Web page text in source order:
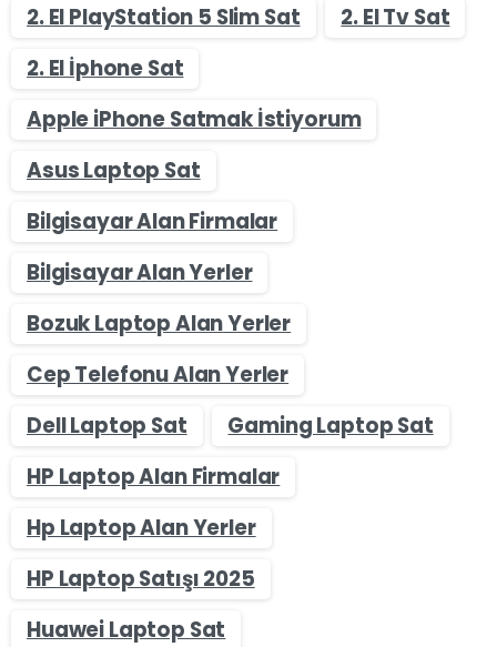
2. El PlayStation 5 Slim Sat
2. El Tv Sat
2. El İphone Sat
Apple iPhone Satmak İstiyorum
Asus Laptop Sat
Bilgisayar Alan Firmalar
Bilgisayar Alan Yerler
Bozuk Laptop Alan Yerler
Cep Telefonu Alan Yerler
Dell Laptop Sat
Gaming Laptop Sat
HP Laptop Alan Firmalar
Hp Laptop Alan Yerler
HP Laptop Satışı 2025
Huawei Laptop Sat